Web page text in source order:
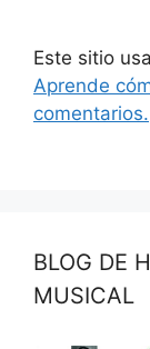
Este sitio
Aprende
comentarios.
BLOG DE
MUSICAL